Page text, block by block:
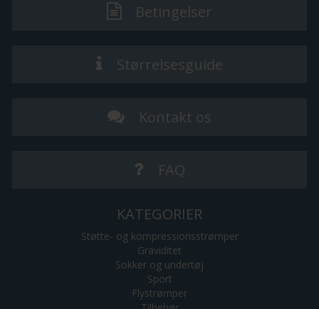
Betingelser
Størrelsesguide
Kontakt os
FAQ
KATEGORIER
Støtte- og kompressionsstrømper
Graviditet
Sokker og undertøj
Sport
Flystrømper